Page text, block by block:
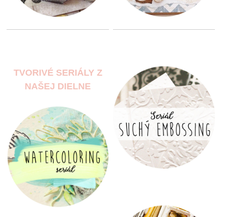
TVORIVÉ SERIÁLY Z
NAŠEJ DIELNE